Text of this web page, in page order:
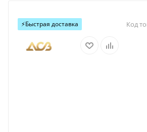
⚡️Быстрая доставка Код